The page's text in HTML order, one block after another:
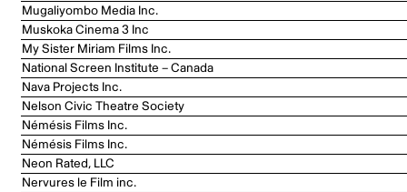
Mugaliyombo Media Inc.
Muskoka Cinema 3 Inc
My Sister Miriam Films Inc.
National Screen Institute – Canada
Nava Projects Inc.
Nelson Civic Theatre Society
Némésis Films Inc.
Némésis Films Inc.
Neon Rated, LLC
Nervures le Film inc.